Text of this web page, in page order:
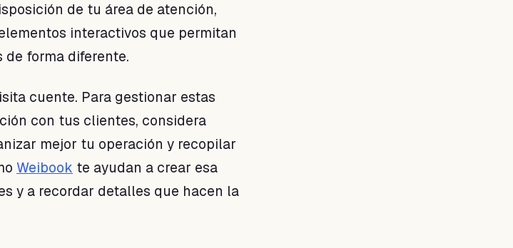
de tu área de atención,
interactivos que permitan
forma diferente.
cuente. Para gestionar estas
con tus clientes, considera
mejor tu operación y recopilar
Weibook te ayudan a crear esa
y a recordar detalles que hacen la